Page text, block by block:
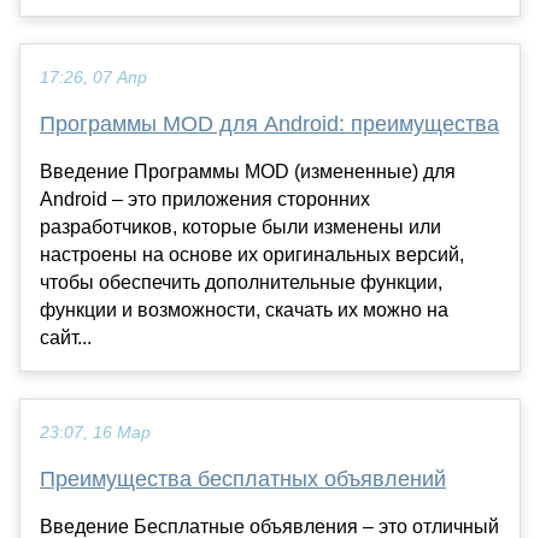
17:26, 07 Апр
Программы MOD для Android: преимущества
Введение Программы MOD (измененные) для
Android – это приложения сторонних
разработчиков, которые были изменены или
настроены на основе их оригинальных версий,
чтобы обеспечить дополнительные функции,
функции и возможности, скачать их можно на
сайт...
23:07, 16 Мар
Преимущества бесплатных объявлений
Введение Бесплатные объявления – это отличный